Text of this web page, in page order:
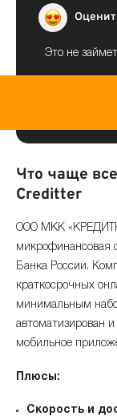
Это не
Что чаще
Creditter
ООО МКК
микрофинансовая
Банка России.
краткосрочных
минимальным
автоматизирован
мобильное
Плюсы:
Скорость и